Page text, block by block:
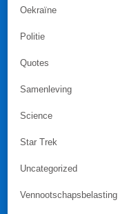
Oekraïne
Politie
Quotes
Samenleving
Science
Star Trek
Uncategorized
Vennootschapsbelasting